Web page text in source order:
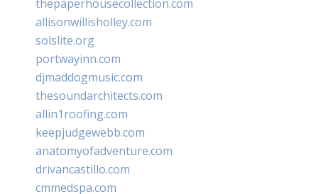
thepaperhousecollection.com
allisonwillisholley.com
solslite.org
portwayinn.com
djmaddogmusic.com
thesoundarchitects.com
allin1roofing.com
keepjudgewebb.com
anatomyofadventure.com
drivancastillo.com
cmmedspa.com